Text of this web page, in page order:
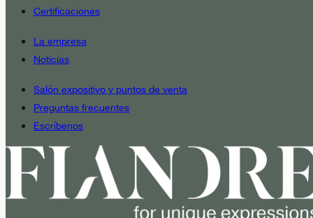
Certificaciones
La empresa
Noticias
Salón expositivo y puntos de venta
Preguntas frecuentes
Escríbenos